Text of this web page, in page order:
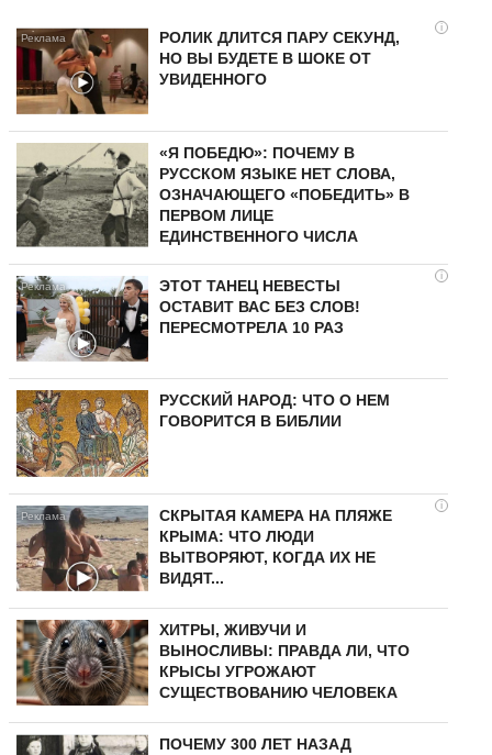
i
РОЛИК ДЛИТСЯ ПАРУ СЕКУНД,
НО ВЫ БУДЕТЕ В ШОКЕ ОТ
УВИДЕННОГО
«Я ПОБЕДЮ»: ПОЧЕМУ В
РУССКОМ ЯЗЫКЕ НЕТ СЛОВА,
ОЗНАЧАЮЩЕГО «ПОБЕДИТЬ» В
ПЕРВОМ ЛИЦЕ
ЕДИНСТВЕННОГО ЧИСЛА
i
ЭТОТ ТАНЕЦ НЕВЕСТЫ
ОСТАВИТ ВАС БЕЗ СЛОВ!
ПЕРЕСМОТРЕЛА 10 РАЗ
РУССКИЙ НАРОД: ЧТО О НЕМ
ГОВОРИТСЯ В БИБЛИИ
i
СКРЫТАЯ КАМЕРА НА ПЛЯЖЕ
КРЫМА: ЧТО ЛЮДИ
ВЫТВОРЯЮТ, КОГДА ИХ НЕ
ВИДЯТ...
ХИТРЫ, ЖИВУЧИ И
ВЫНОСЛИВЫ: ПРАВДА ЛИ, ЧТО
КРЫСЫ УГРОЖАЮТ
СУЩЕСТВОВАНИЮ ЧЕЛОВЕКА
ПОЧЕМУ 300 ЛЕТ НАЗАД